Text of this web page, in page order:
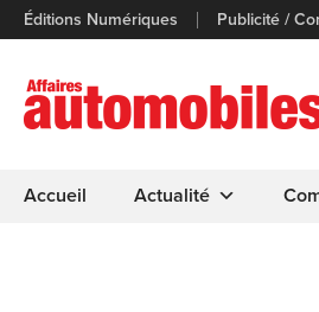
Éditions Numériques Publicité /
Accueil Actualité